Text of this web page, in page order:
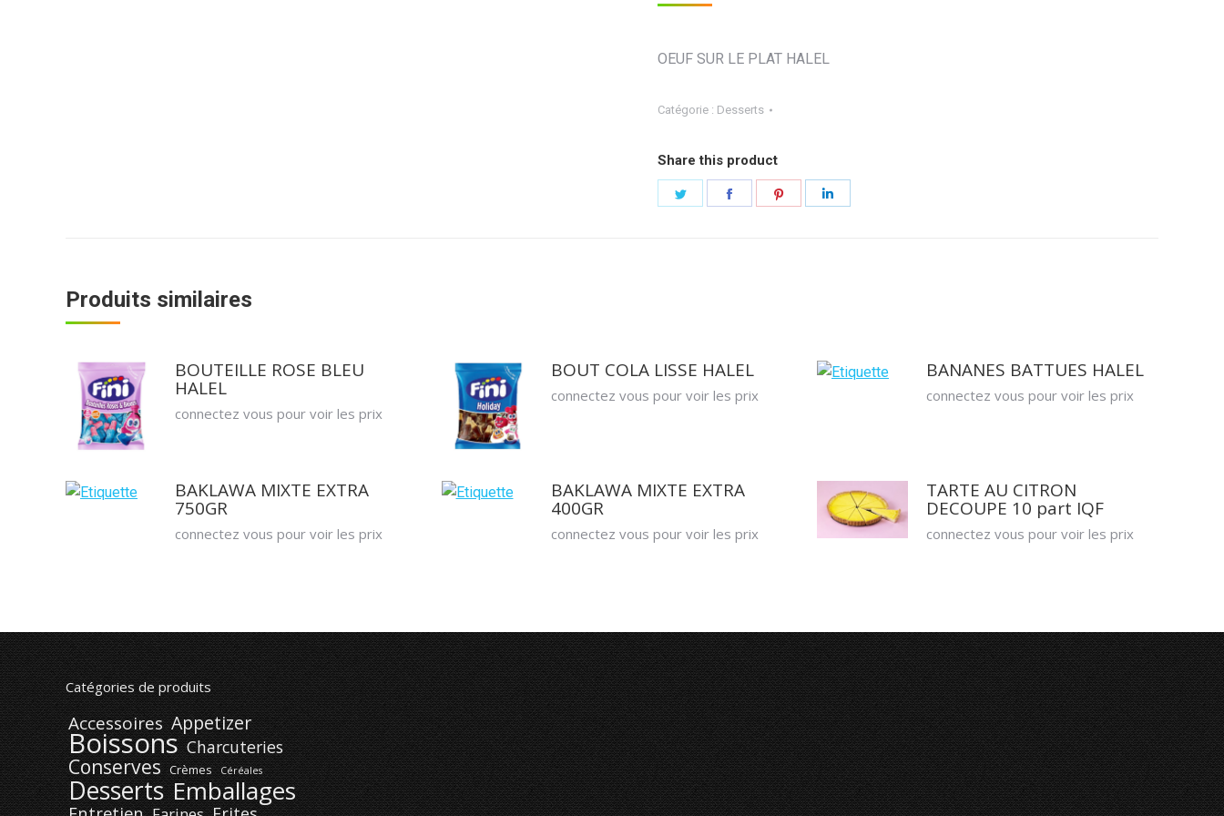
OEUF SUR LE PLAT HALEL
Catégorie : Desserts
Share this product
Partager
Partager Partager
Produits similaires
BOUTEILLE ROSE BLEU
HALEL
connectez vous pour voir les prix
BOUT COLA LISSE HALEL
connectez vous pour voir les prix
BANANES BATTUES HALEL
connectez vous pour voir les prix
BAKLAWA MIXTE EXTRA
750GR
connectez vous pour voir les prix
BAKLAWA MIXTE EXTRA
400GR
connectez vous pour voir les prix
TARTE AU CITRON
DECOUPE 10 part IQF
connectez vous pour voir les prix
Catégories de produits
Accessoires Appetizer
Boissons Charcuteries
Conserves Crèmes Céréales
Desserts Emballages